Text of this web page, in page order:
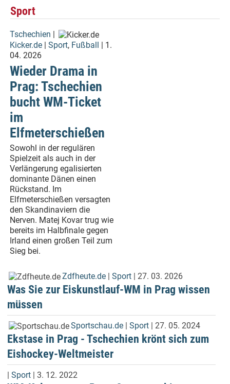
Sport
Tschechien
Kicker.de | Sport, Fußball | 1.
04. 2026
Wieder Drama in
Prag: Tschechien
bucht WM-Ticket
im
Elfmeterschießen
Sowohl in der regulären
Spielzeit als auch in der
Verlängerung egalisierten
dominante Dänen einen
Rückstand. Im
Elfmeterschießen versagten
den Skandinaviern die
Nerven. Matej Kovar trug wie
bereits im Halbfinale gegen
Irland einen großen Teil zum
Sieg bei.
Zdfheute.de Sport | 27. 03. 2026
Was Sie zur Eiskunstlauf-WM in Prag wissen
müssen
Sportschau.de | Sport | 27. 05. 2024
Ekstase in Prag - Tschechien krönt sich zum
Eishockey-Weltmeister
| Sport | 3. 12. 2022